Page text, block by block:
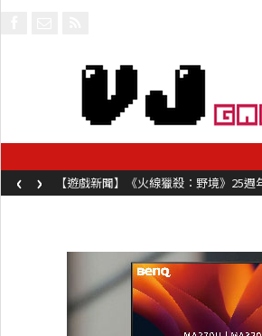
【遊戲新聞】《火線獵殺：野境》25
容同時系舊作限時超平價折扣
‹ ›